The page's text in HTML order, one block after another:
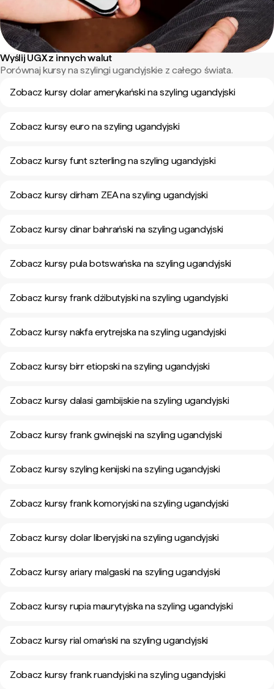
Wyślij UGX z innych walut
Porównaj kursy na szylingi ugandyjskie z całego świata.
Zobacz kursy dolar amerykański na szyling ugandyjski
Zobacz kursy euro na szyling ugandyjski
Zobacz kursy funt szterling na szyling ugandyjski
Zobacz kursy dirham ZEA na szyling ugandyjski
Zobacz kursy dinar bahrański na szyling ugandyjski
Zobacz kursy pula botswańska na szyling ugandyjski
Zobacz kursy frank dżibutyjski na szyling ugandyjski
Zobacz kursy nakfa erytrejska na szyling ugandyjski
Zobacz kursy birr etiopski na szyling ugandyjski
Zobacz kursy dalasi gambijskie na szyling ugandyjski
Zobacz kursy frank gwinejski na szyling ugandyjski
Zobacz kursy szyling kenijski na szyling ugandyjski
Zobacz kursy frank komoryjski na szyling ugandyjski
Zobacz kursy dolar liberyjski na szyling ugandyjski
Zobacz kursy ariary malgaski na szyling ugandyjski
Zobacz kursy rupia maurytyjska na szyling ugandyjski
Zobacz kursy rial omański na szyling ugandyjski
Zobacz kursy frank ruandyjski na szyling ugandyjski